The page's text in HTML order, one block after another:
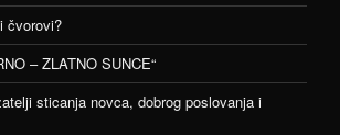
čvorovi?
– ZLATNO SUNCE“
sticanja novca, dobrog poslovanja i